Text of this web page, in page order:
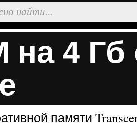
на 4
памяти